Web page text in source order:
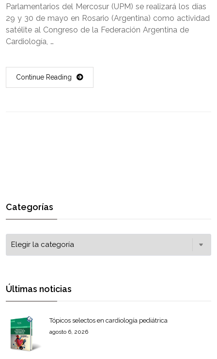
Parlamentarios del Mercosur (UPM) se realizará los días
29 y 30 de mayo en Rosario (Argentina) como actividad
satélite al Congreso de la Federación Argentina de
Cardiología, …
Continue Reading
Categorías
Últimas noticias
Tópicos selectos en cardiología pediátrica
agosto 6, 2026